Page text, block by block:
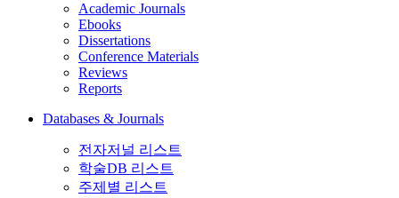
Academic Journals
Ebooks
Dissertations
Conference Materials
Reviews
Reports
Databases & Journals
전자저널 리스트
학술DB 리스트
주제별 리스트